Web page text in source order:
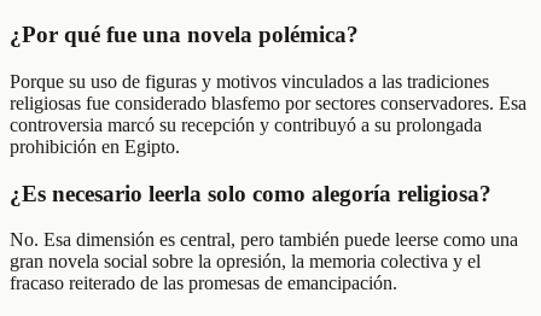
¿Por qué fue una novela polémica?
Porque su uso de figuras y motivos vinculados a las tradiciones
religiosas fue considerado blasfemo por sectores conservadores. Esa
controversia marcó su recepción y contribuyó a su prolongada
prohibición en Egipto.
¿Es necesario leerla solo como alegoría religiosa?
No. Esa dimensión es central, pero también puede leerse como una
gran novela social sobre la opresión, la memoria colectiva y el
fracaso reiterado de las promesas de emancipación.